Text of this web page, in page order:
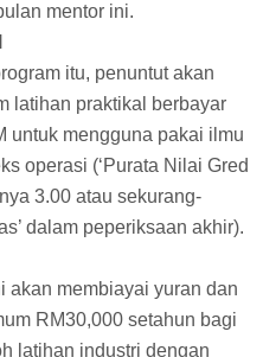
mentor ini.
itu, penuntut akan
latihan praktikal berbayar
untuk mengguna pakai ilmu
operasi (‘Purata Nilai Gred
3.00 atau sekurang-
dalam peperiksaan akhir).
akan membiayai yuran dan
RM30,000 setahun bagi
latihan industri dengan